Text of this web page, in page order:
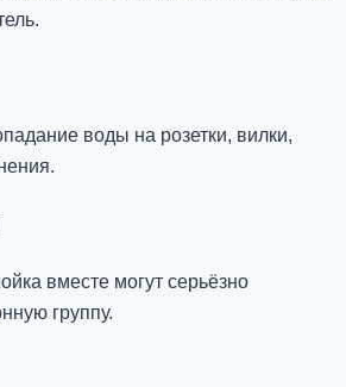
воды на розетки, вилки,
вместе могут серьёзно
группу.